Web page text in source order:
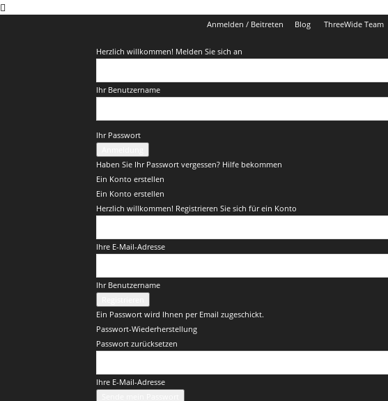
Anmelden / Beitreten Blog ThreeWide Team
Herzlich willkommen! Melden Sie sich an
Ihr Benutzername
Ihr Passwort
Haben Sie Ihr Passwort vergessen? Hilfe bekommen
Ein Konto erstellen
Ein Konto erstellen
Herzlich willkommen! Registrieren Sie sich für ein Konto
Ihre E-Mail-Adresse
Ihr Benutzername
Ein Passwort wird Ihnen per Email zugeschickt.
Passwort-Wiederherstellung
Passwort zurücksetzen
Ihre E-Mail-Adresse